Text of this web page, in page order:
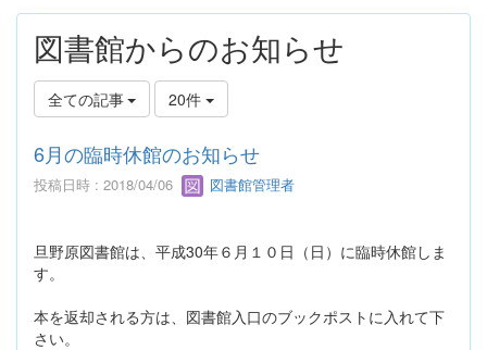
図書館からのお知らせ
全ての記事 20件
6月の臨時休館のお知らせ
投稿日時 : 2018/04/06 図書館管理者
旦野原図書館は、平成30年６月１０日（日）に臨時休館しま
す。
本を返却される方は、図書館入口のブックポストに入れて下
さい。